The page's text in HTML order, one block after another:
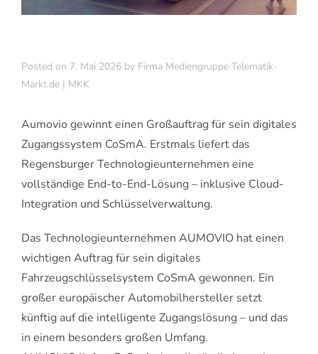
Posted on 7. Mai 2026 by Firma Mediengruppe Telematik-
Markt.de | MKK
Aumovio gewinnt einen Großauftrag für sein digitales
Zugangssystem CoSmA. Erstmals liefert das
Regensburger Technologieunternehmen eine
vollständige End-to-End-Lösung – inklusive Cloud-
Integration und Schlüsselverwaltung.
Das Technologieunternehmen AUMOVIO hat einen
wichtigen Auftrag für sein digitales
Fahrzeugschlüsselsystem CoSmA gewonnen. Ein
großer europäischer Automobilhersteller setzt
künftig auf die intelligente Zugangslösung – und das
in einem besonders großen Umfang.